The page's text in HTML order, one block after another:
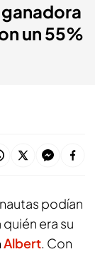
un 55%
podían
era su
Albert. Con